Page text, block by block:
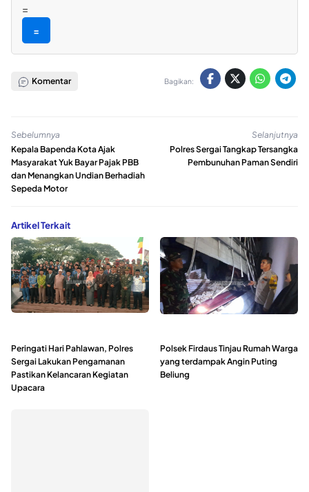
=
=
Komentar Bagikan:
Sebelumnya
Kepala Bapenda Kota Ajak
Masyarakat Yuk Bayar Pajak PBB
dan Menangkan Undian Berhadiah
Sepeda Motor
Selanjutnya
Polres Sergai Tangkap Tersangka
Pembunuhan Paman Sendiri
Artikel Terkait
Peringati Hari Pahlawan, Polres
Sergai Lakukan Pengamanan
Pastikan Kelancaran Kegiatan
Upacara
Polsek Firdaus Tinjau Rumah Warga
yang terdampak Angin Puting
Beliung